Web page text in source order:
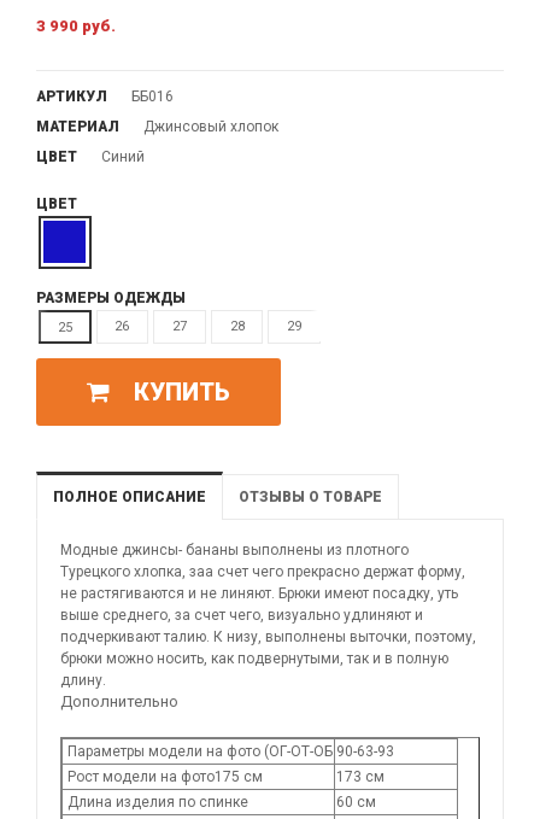
3 990 руб.
АРТИКУЛ
ББ016
МАТЕРИАЛ
Джинсовый хлопок
ЦВЕТ
Синий
ЦВЕТ
РАЗМЕРЫ ОДЕЖДЫ
25 26 27 28 29
КУПИТЬ
ПОЛНОЕ ОПИСАНИЕ ОТЗЫВЫ О ТОВАРЕ
Модные джинсы- бананы выполнены из плотного
Турецкого хлопка, заа счет чего прекрасно держат форму,
не растягиваются и не линяют. Брюки имеют посадку, уть
выше среднего, за счет чего, визуально удлиняют и
подчеркивают талию. К низу, выполнены выточки, поэтому,
брюки можно носить, как подвернутыми, так и в полную
длину.
Дополнительно
Параметры модели на фото (ОГ-ОТ-ОБ 90-63-93
Рост модели на фото175 см
173 см
Длина изделия по спинке
60 см